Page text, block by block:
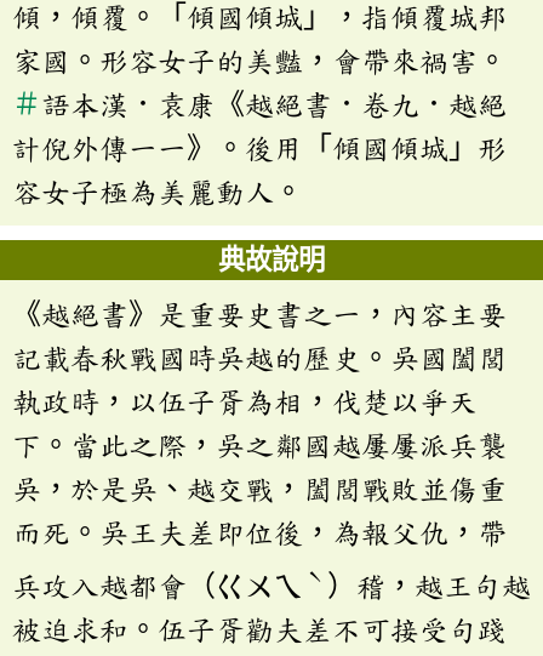
傾，傾覆。「傾國傾城」，指傾覆城邦
家國。形容女子的美豔，會帶來禍害。
＃語本漢．袁康《越絕書．卷九．越絕
計倪外傳一一》。後用「傾國傾城」形
容女子極為美麗動人。
典故說明
《越絕書》是重要史書之一，內容主要
記載春秋戰國時吳越的歷史。吳國闔閭
執政時，以伍子胥為相，伐楚以爭天
下。當此之際，吳之鄰國越屢屢派兵襲
吳，於是吳、越交戰，闔閭戰敗並傷重
而死。吳王夫差即位後，為報父仇，帶
兵攻入越都會（ㄍㄨㄟ ˋ ）稽，越王句越
被迫求和。伍子胥勸夫差不可接受句踐